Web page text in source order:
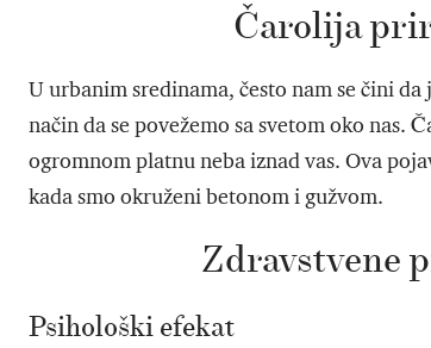
Čarolija
U urbanim sredinama, često nam se čini
način da se povežemo sa svetom oko nas.
ogromnom platnu neba iznad vas. Ova
kada smo okruženi betonom i gužvom.
Zdravstvene
Psihološki efekat